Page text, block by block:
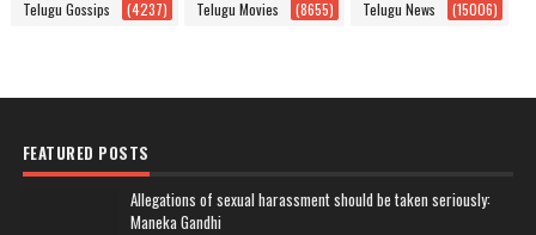
Telugu Gossips (4237) Telugu Movies (8655) Telugu News (15006)
FEATURED POSTS
Allegations of sexual harassment should be taken seriously:
Maneka Gandhi